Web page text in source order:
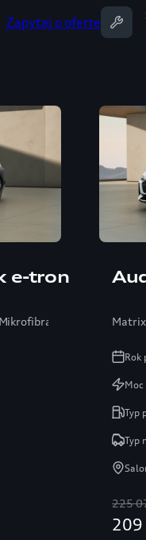
Zapytaj o ofertę
e-tron
Bang/ ambiente+
Matrix
Rok
Moc
Typ
Typ
225
209